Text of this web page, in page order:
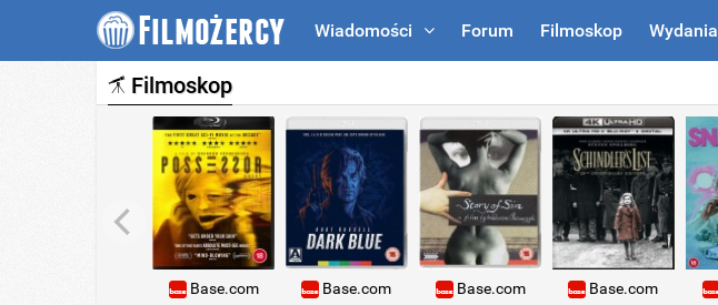
Wiadomości Forum Filmoskop Wydania
Filmoskop
Base.com
Base.com
Base.com
Base.com